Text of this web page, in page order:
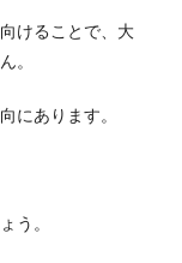
けることで、大
。
にあります。
う。